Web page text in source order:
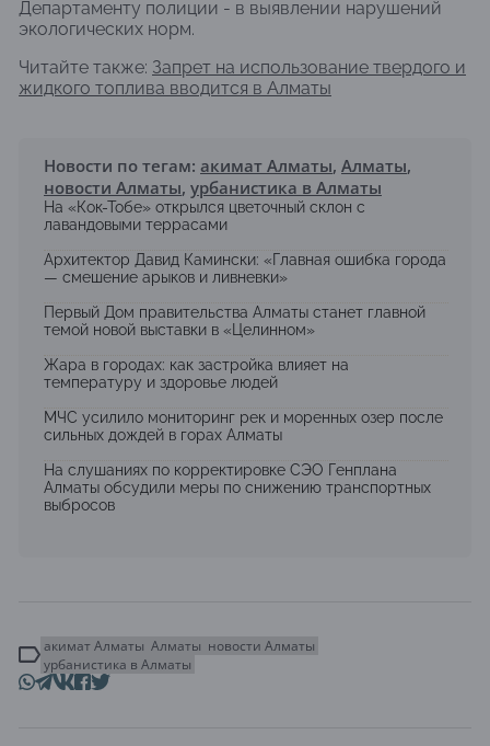
Департаменту полиции - в выявлении нарушений
экологических норм.
Читайте также: Запрет на использование твердого и
жидкого топлива вводится в Алматы
Новости по тегам: акимат Алматы, Алматы,
новости Алматы, урбанистика в Алматы
На «Кок-Тобе» открылся цветочный склон с
лавандовыми террасами
Архитектор Давид Камински: «Главная ошибка города
— смешение арыков и ливневки»
Первый Дом правительства Алматы станет главной
темой новой выставки в «Целинном»
Жара в городах: как застройка влияет на
температуру и здоровье людей
МЧС усилило мониторинг рек и моренных озер после
сильных дождей в горах Алматы
На слушаниях по корректировке СЭО Генплана
Алматы обсудили меры по снижению транспортных
выбросов
акимат Алматы Алматы новости Алматы
урбанистика в Алматы